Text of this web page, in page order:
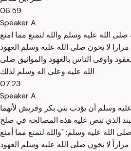
06:59
Speaker A
صلى الله عليه وسلم والله لنمنع مما امنع
لا يخون صلى الله عليه وسلم العهود
واوفى الناس بالعهود والمواثيق صلى
الله عليه وعلى اله وسلم لذلك
07:23
Speaker A
وسلم أن يؤدب بني بكر وقريش لأنهما
البند الذي تنص عليه هذه المصالحة في صلح
الله عليه وسلم: "والله لنمنع مما أمنع
مراراً لا يخون صلى الله عليه وسلم العهود